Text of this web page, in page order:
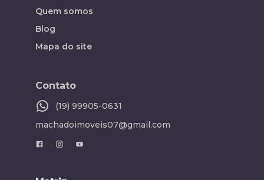
Quem somos
Blog
Mapa do site
Contato
(19) 99905-0631
machadoimoveis07@gmail.com